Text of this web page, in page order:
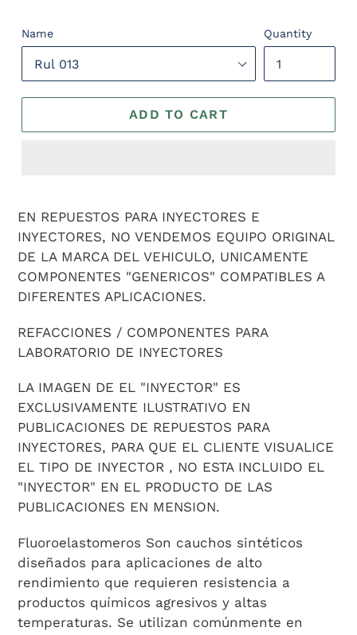
Name Quantity
ADD TO CART
product
to
your
cart
EN REPUESTOS PARA INYECTORES E
INYECTORES, NO VENDEMOS EQUIPO ORIGINAL
DE LA MARCA DEL VEHICULO, UNICAMENTE
COMPONENTES "GENERICOS" COMPATIBLES A
DIFERENTES APLICACIONES.
REFACCIONES / COMPONENTES PARA
LABORATORIO DE INYECTORES
LA IMAGEN DE EL "INYECTOR" ES
EXCLUSIVAMENTE ILUSTRATIVO EN
PUBLICACIONES DE REPUESTOS PARA
INYECTORES, PARA QUE EL CLIENTE VISUALICE
EL TIPO DE INYECTOR , NO ESTA INCLUIDO EL
"INYECTOR" EN EL PRODUCTO DE LAS
PUBLICACIONES EN MENSION.
Fluoroelastomeros Son cauchos sintéticos
diseñados para aplicaciones de alto
rendimiento que requieren resistencia a
productos químicos agresivos y altas
temperaturas. Se utilizan comúnmente en